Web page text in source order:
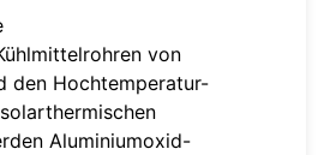
von
den Hochtemperatur-
Aluminiumoxid-